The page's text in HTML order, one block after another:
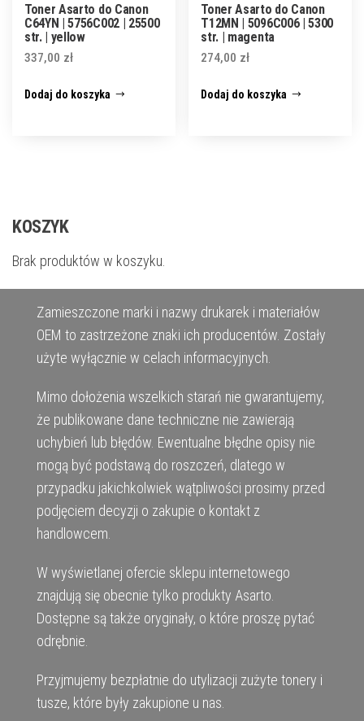
Toner Asarto do Canon
C64YN | 5756C002 | 25500
str. | yellow
337,00 zł
Dodaj do koszyka
Toner Asarto do Canon
T12MN | 5096C006 | 5300
str. | magenta
274,00 zł
Dodaj do koszyka
KOSZYK
Brak produktów w koszyku.
Zamieszczone marki i nazwy drukarek i materiałów
OEM to zastrzeżone znaki ich producentów. Zostały
użyte wyłącznie w celach informacyjnych.
Mimo dołożenia wszelkich starań nie gwarantujemy,
że publikowane dane techniczne nie zawierają
uchybień lub błędów. Ewentualne błędne opisy nie
mogą być podstawą do roszczeń, dlatego w
przypadku jakichkolwiek wątpliwości prosimy przed
podjęciem decyzji o zakupie o kontakt z
handlowcem.
W wyświetlanej ofercie sklepu internetowego
znajdują się obecnie tylko produkty Asarto.
Dostępne są także oryginały, o które proszę pytać
odrębnie.
Przyjmujemy bezpłatnie do utylizacji zużyte tonery i
tusze, które były zakupione u nas.